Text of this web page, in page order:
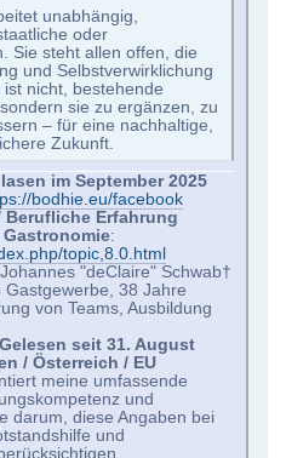
unabhängig,
oder
Sie steht allen offen, die
und Selbstverwirklichung
nicht, bestehende
sie zu ergänzen, zu
– für eine nachhaltige,
Zukunft.
im September 2025
bodhie.eu/facebook
Berufliche Erfahrung
:
topic,8.0.html
"deClaire" Schwab†
38 Jahre
von Teams, Ausbildung
seit 31. August
/ Österreich / EU
meine umfassende
und
darum, diese Angaben bei
und